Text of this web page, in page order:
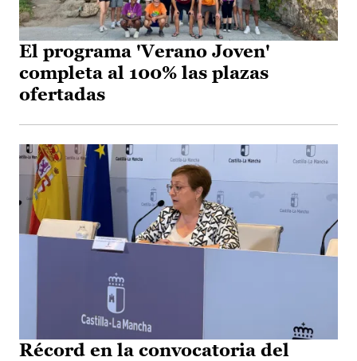
El programa 'Verano Joven'
completa al 100% las plazas
ofertadas
Récord en la convocatoria del